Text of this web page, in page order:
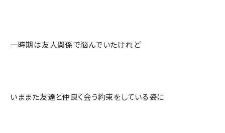
一時期は友人関係で悩んでいたけれど
いままた友達と仲良く会う約束をしている姿に